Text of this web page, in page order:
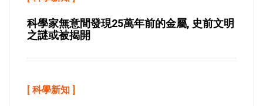
科學家無意間發現25萬年前的金屬, 史前文明
之謎或被揭開
[ 科學新知 ]